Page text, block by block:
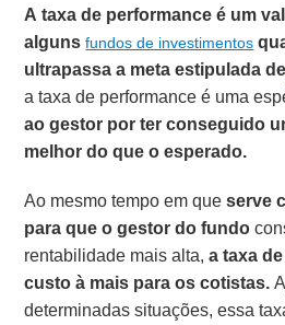
A taxa de performance é um
algunsfundos de investimentos
ultrapassa a meta estipulada de
a taxa de performance é uma
ao gestor por ter conseguido
melhor do que o esperado.
Ao mesmo tempo em queserve
para que o gestor do fundo
rentabilidade mais alta,a taxa
custo à mais para os cotistas.
determinadas situações, essa